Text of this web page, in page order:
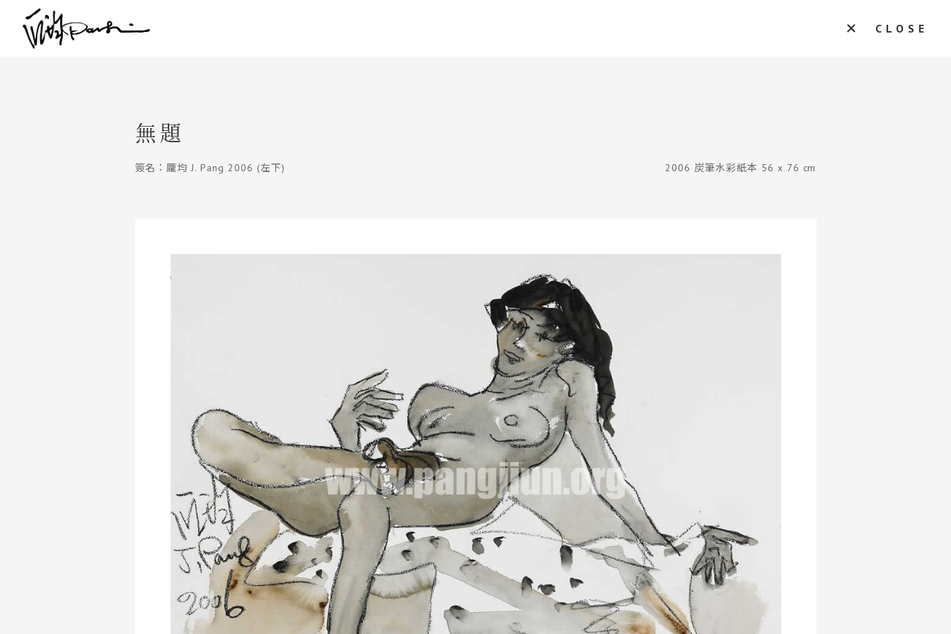
CLOSE
無題
簽名：龎均 J. Pang 2006 (左下) 2006 炭筆水彩紙本 56 x 76 cm